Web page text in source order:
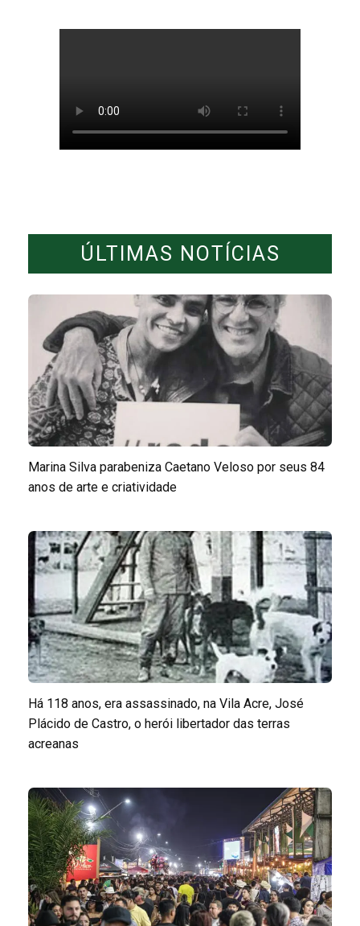
ÚLTIMAS NOTÍCIAS
Marina Silva parabeniza Caetano Veloso por seus 84
anos de arte e criatividade
Há 118 anos, era assassinado, na Vila Acre, José
Plácido de Castro, o herói libertador das terras
acreanas